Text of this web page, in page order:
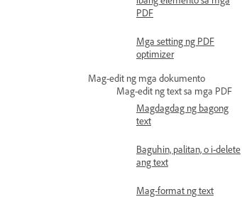
PDF
Mga setting ng PDF
optimizer
Mag-edit ng mga dokumento
Mag-edit ng text sa mga PDF
Magdagdag ng bagong
text
Baguhin, palitan, o i-delete
ang text
Mag-format ng text